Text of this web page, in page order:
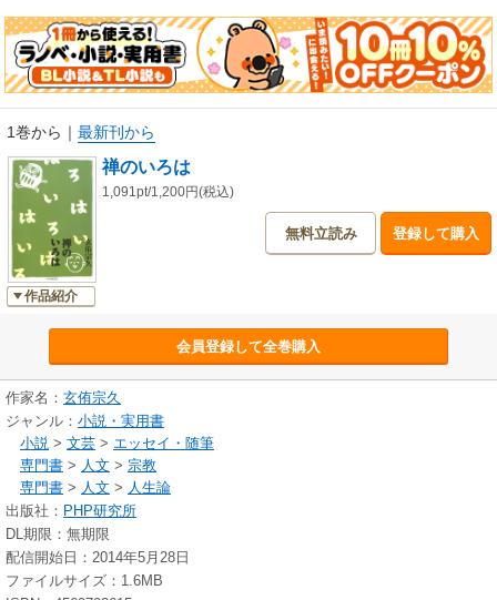
句から、フッと肩の力が抜け、ホッとこころ癒されるメッセージが聴こえ
てくる。仏教にも文学にも造詣が深い著者ならではの諺の“読み筋”"が冴え
わたっている。人生の様々な局面にあって、臨機応変に歩むための「ここ
1巻から ｜ 最新刊から
作品紹介
禅のいろは
1,091pt/1,200円(税込)
無料立読み 登録して購入
会員登録して全巻購入
作家名： 玄侑宗久
ジャンル： 小説・実用書
小説 > 文芸 > エッセイ・随筆
専門書 > 人文 > 宗教
専門書 > 人文 > 人生論
出版社： PHP研究所
DL期限：無期限
配信開始日：2014年5月28日
ファイルサイズ：1.6MB